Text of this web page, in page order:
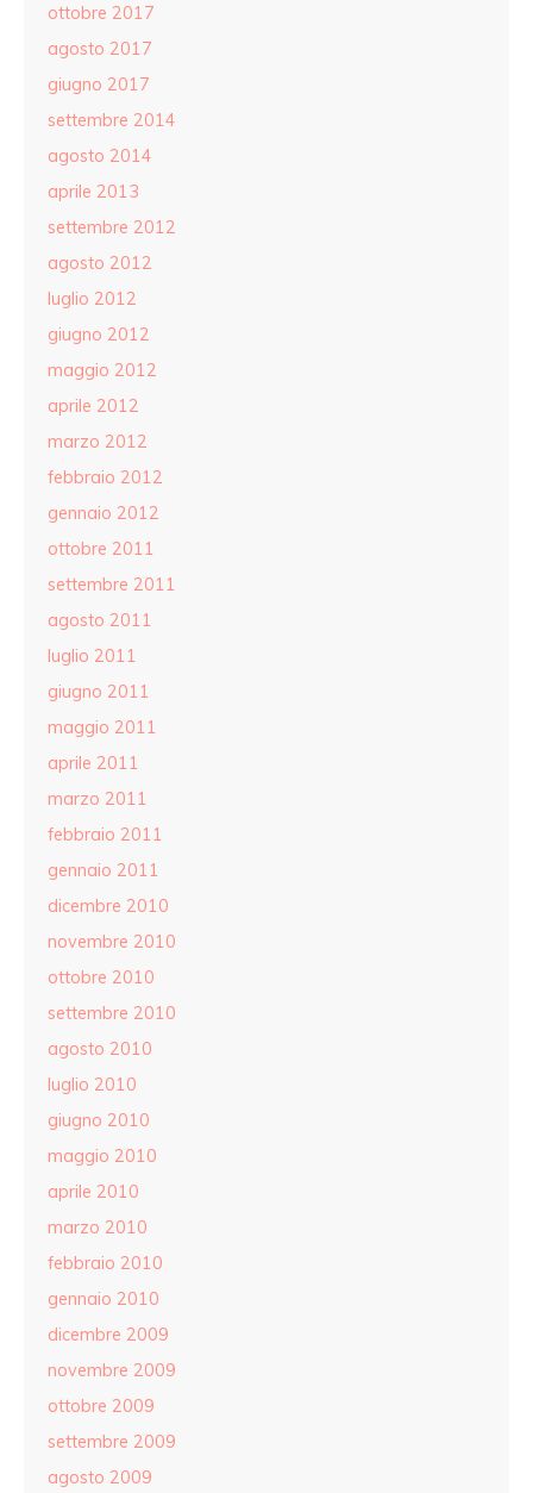
ottobre 2017
agosto 2017
giugno 2017
settembre 2014
agosto 2014
aprile 2013
settembre 2012
agosto 2012
luglio 2012
giugno 2012
maggio 2012
aprile 2012
marzo 2012
febbraio 2012
gennaio 2012
ottobre 2011
settembre 2011
agosto 2011
luglio 2011
giugno 2011
maggio 2011
aprile 2011
marzo 2011
febbraio 2011
gennaio 2011
dicembre 2010
novembre 2010
ottobre 2010
settembre 2010
agosto 2010
luglio 2010
giugno 2010
maggio 2010
aprile 2010
marzo 2010
febbraio 2010
gennaio 2010
dicembre 2009
novembre 2009
ottobre 2009
settembre 2009
agosto 2009